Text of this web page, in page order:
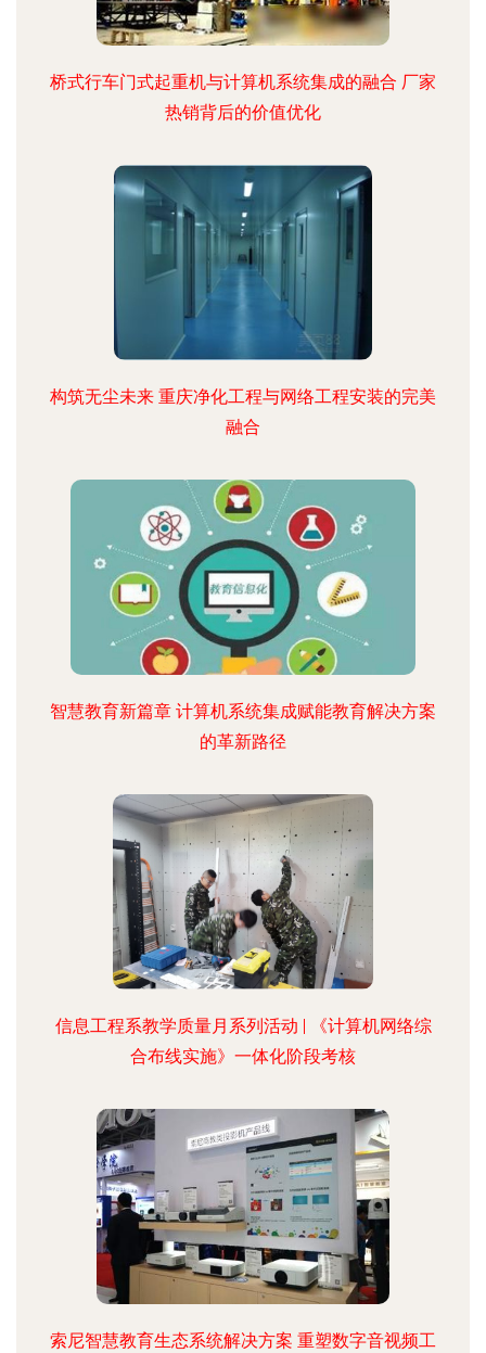
桥式行车门式起重机与计算机系统集成的融合 厂家
热销背后的价值优化
构筑无尘未来 重庆净化工程与网络工程安装的完美
融合
智慧教育新篇章 计算机系统集成赋能教育解决方案
的革新路径
信息工程系教学质量月系列活动 | 《计算机网络综
合布线实施》一体化阶段考核
索尼智慧教育生态系统解决方案 重塑数字音视频工